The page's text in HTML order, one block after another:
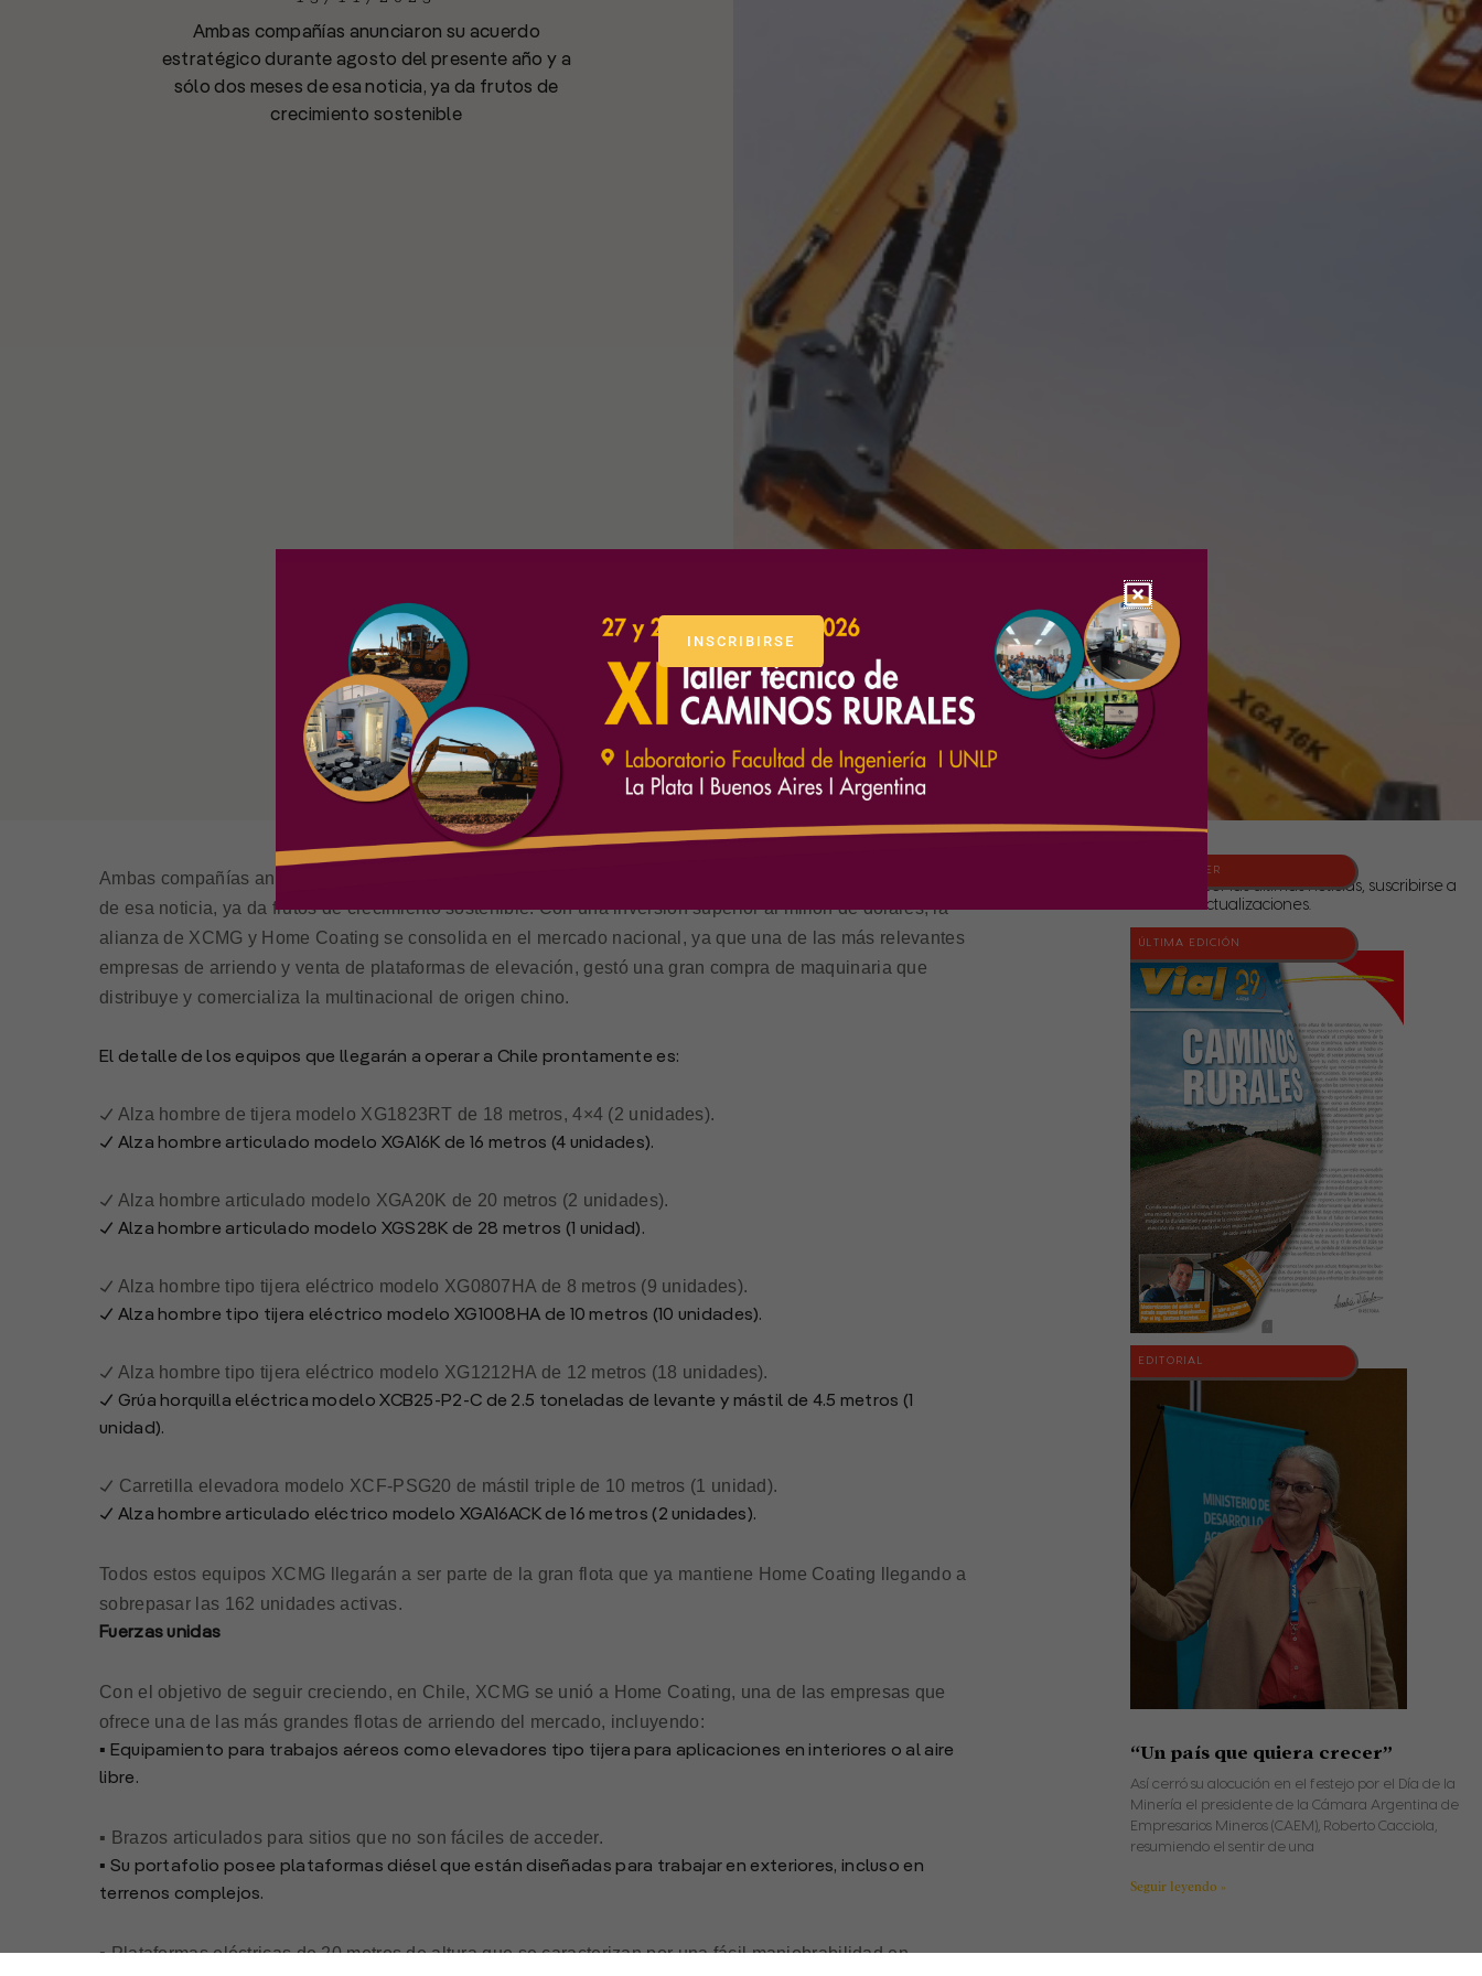
Ambas compañías anunciaron su acuerdo
estratégico durante agosto del presente año y a
sólo dos meses de esa noticia, ya da frutos de
crecimiento sostenible
Para conocer las últimas noticias, suscribirse a
nuestras actualizaciones.
ÚLTIMA EDICIÓN
NEWSLETTER
EDITORIAL
“Un país que quiera crecer”
Así cerró su alocución en el festejo por el Día de la
Minería el presidente de la Cámara Argentina de
Empresarios Mineros (CAEM), Roberto Cacciola,
resumiendo el sentir de una
Seguir leyendo »
Ambas compañías anunciaron su acuerdo estratégico durante agosto del presente año y a sólo dos meses
de esa noticia, ya da frutos de crecimiento sostenible. Con una inversión superior al millón de dólares, la
alianza de XCMG y Home Coating se consolida en el mercado nacional, ya que una de las más relevantes
empresas de arriendo y venta de plataformas de elevación, gestó una gran compra de maquinaria que
distribuye y comercializa la multinacional de origen chino.
El detalle de los equipos que llegarán a operar a Chile prontamente es:
✓ Alza hombre de tijera modelo XG1823RT de 18 metros, 4×4 (2 unidades).
✓ Alza hombre articulado modelo XGA16K de 16 metros (4 unidades).
✓ Alza hombre articulado modelo XGA20K de 20 metros (2 unidades).
✓ Alza hombre articulado modelo XGS28K de 28 metros (1 unidad).
✓ Alza hombre tipo tijera eléctrico modelo XG0807HA de 8 metros (9 unidades).
✓ Alza hombre tipo tijera eléctrico modelo XG1008HA de 10 metros (10 unidades).
✓ Alza hombre tipo tijera eléctrico modelo XG1212HA de 12 metros (18 unidades).
✓ Grúa horquilla eléctrica modelo XCB25-P2-C de 2.5 toneladas de levante y mástil de 4.5 metros (1
unidad).
✓ Carretilla elevadora modelo XCF-PSG20 de mástil triple de 10 metros (1 unidad).
✓ Alza hombre articulado eléctrico modelo XGA16ACK de 16 metros (2 unidades).
Todos estos equipos XCMG llegarán a ser parte de la gran flota que ya mantiene Home Coating llegando a
sobrepasar las 162 unidades activas.
Fuerzas unidas
Con el objetivo de seguir creciendo, en Chile, XCMG se unió a Home Coating, una de las empresas que
ofrece una de las más grandes flotas de arriendo del mercado, incluyendo:
▪ Equipamiento para trabajos aéreos como elevadores tipo tijera para aplicaciones en interiores o al aire
libre.
▪ Brazos articulados para sitios que no son fáciles de acceder.
▪ Su portafolio posee plataformas diésel que están diseñadas para trabajar en exteriores, incluso en
terrenos complejos.
▪ Plataformas eléctricas de 20 metros de altura que se caracterizan por una fácil maniobrabilidad en
INSCRIBIRSE